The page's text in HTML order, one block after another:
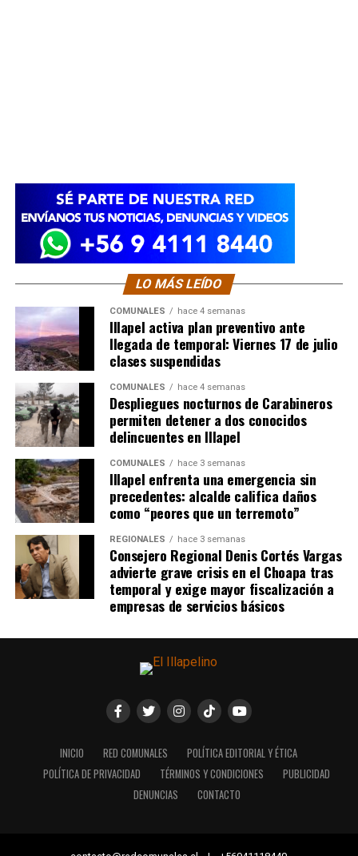
LO MÁS LEÍDO
COMUNALES hace 4 semanas
Illapel activa plan preventivo ante
llegada de temporal: Viernes 17 de julio
clases suspendidas
COMUNALES hace 4 semanas
Despliegues nocturnos de Carabineros
permiten detener a dos conocidos
delincuentes en Illapel
COMUNALES hace 3 semanas
Illapel enfrenta una emergencia sin
precedentes: alcalde califica daños
como “peores que un terremoto”
REGIONALES hace 3 semanas
Consejero Regional Denis Cortés Vargas
advierte grave crisis en el Choapa tras
temporal y exige mayor fiscalización a
empresas de servicios básicos
INICIO RED COMUNALES
POLÍTICA EDITORIAL Y ÉTICA
POLÍTICA DE PRIVACIDAD
TÉRMINOS Y CONDICIONES
PUBLICIDAD
DENUNCIAS
CONTACTO